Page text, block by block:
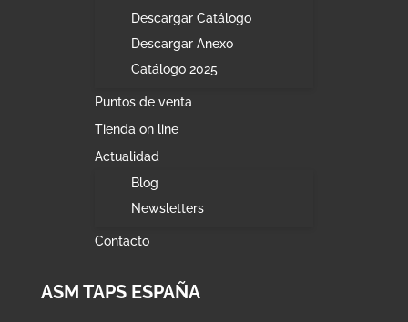
Descargar Catálogo
Descargar Anexo
Catálogo 2025
Puntos de venta
Tienda on line
Actualidad
Blog
Newsletters
Contacto
ASM TAPS ESPAÑA